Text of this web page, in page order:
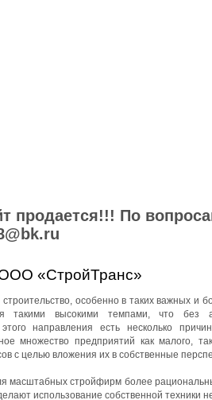
продается!!! По
«СтройТранс»
особенно в таких важных и
такими высокими темпами, что без
этого направления есть несколько
множество предприятий как малого,
с целью вложения их в собственные
масштабных стройфирм более
использование собственной техники